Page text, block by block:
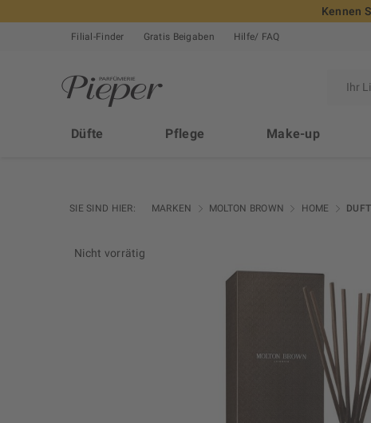
Kennen
Filial-Finder Gratis Beigaben Hilfe/ FAQ
Düfte Pflege Make-up
SIE SIND HIER: MARKEN MOLTON BROWN HOME
Nicht vorrätig